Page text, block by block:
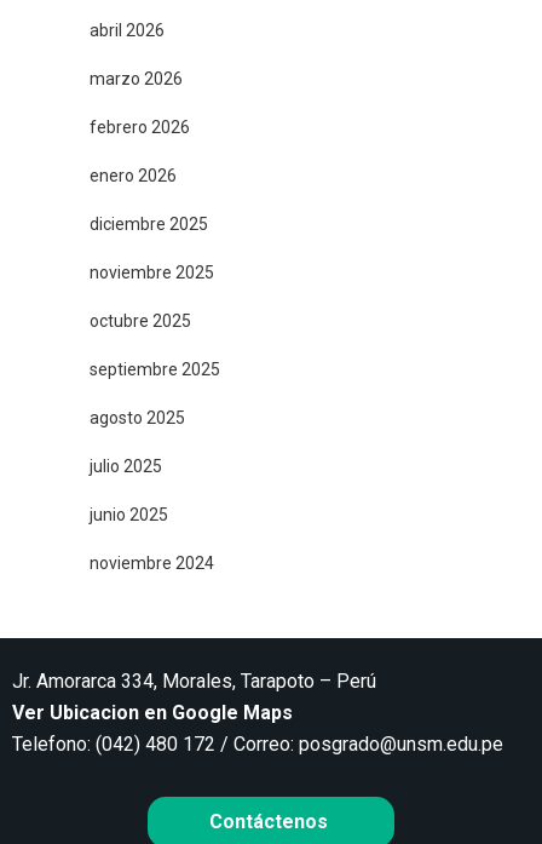
abril 2026
marzo 2026
febrero 2026
enero 2026
diciembre 2025
noviembre 2025
octubre 2025
septiembre 2025
agosto 2025
julio 2025
junio 2025
noviembre 2024
Jr. Amorarca 334, Morales, Tarapoto – Perú
Ver Ubicacion en Google Maps
Telefono: (042) 480 172 / Correo: posgrado@unsm.edu.pe
Contáctenos